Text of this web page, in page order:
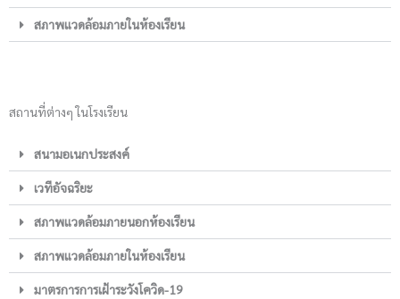
สภาพแวดล้อมภายในห้องเรียน
สถานที่ต่างๆ ในโรงเรียน
สนามอเนกประสงค์
เวทีอัจฉริยะ
สภาพแวดล้อมภายนอกห้องเรียน
สภาพแวดล้อมภายในห้องเรียน
มาตรการการเฝ้าระวังโควิด-19